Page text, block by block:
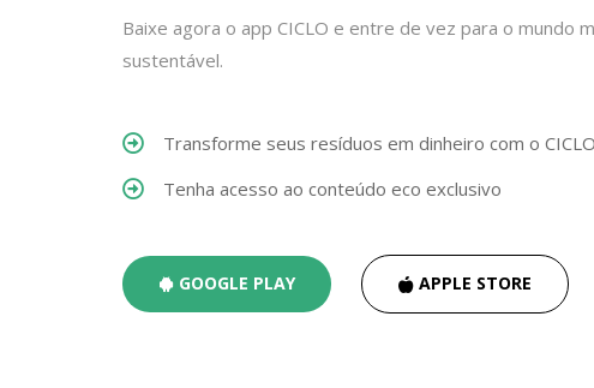
Baixe agora o app CICLO e entre de vez para o mundo
sustentável.
Transforme seus resíduos em dinheiro com o CICLO
Tenha acesso ao conteúdo eco exclusivo
GOOGLE PLAY APPLE STORE